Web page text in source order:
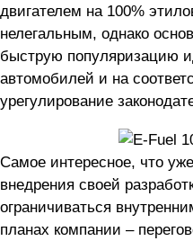
двигателем на 100%
нелегальным, однако
быструю популяризацию
автомобилей и на
урегулирование
Самое интересное, что
внедрения своей
ограничиваться
планах компании –